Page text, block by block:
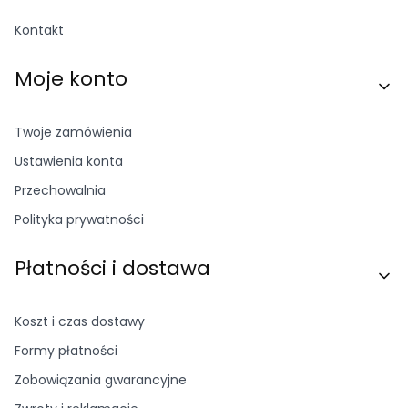
Kontakt
Moje konto
Twoje zamówienia
Ustawienia konta
Przechowalnia
Polityka prywatności
Płatności i dostawa
Koszt i czas dostawy
Formy płatności
Zobowiązania gwarancyjne